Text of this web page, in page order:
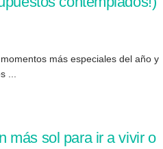
más especiales del año y
...
más sol para ir a vivir o